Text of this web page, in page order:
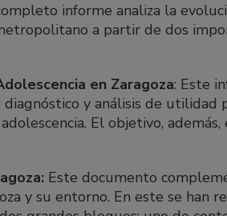
informe analiza la
a partir de dos
en Zaragoza: Este
y análisis de utilidad
El objetivo,
Este documento
y su entorno. En este se han